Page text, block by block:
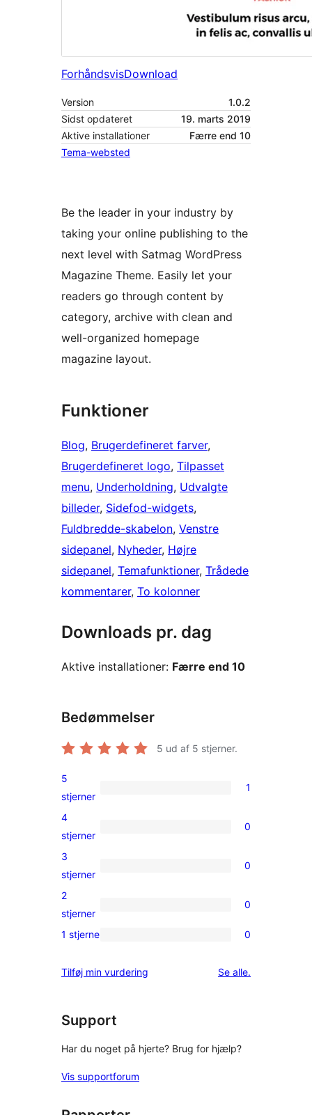
ForhåndsvisDownload
Version
1.0.2
Sidst opdateret
19. marts 2019
Aktive installationer
Færre end 10
Tema-websted
Be the leader in your industry by
taking your online publishing to the
next level with Satmag WordPress
Magazine Theme. Easily let your
readers go through content by
category, archive with clean and
well-organized homepage
magazine layout.
Funktioner
Blog, Brugerdefineret farver
Brugerdefineret logo, Tilpasset
menu, Underholdning, Udvalgte
billeder, Sidefod-widgets
Fuldbredde-skabelon, Venstre
sidepanel, Nyheder, Højre
sidepanel, Temafunktioner, Trådede
kommentarer, To kolonner
Downloads pr. dag
Aktive installationer: Færre end 10
Bedømmelser
5 ud af 5 stjerner.
1
5-
stjernet
5
stjerner
1
0
4-
stjernet
4
stjerner
0
0
3-
stjernet
3
stjerner
0
0
2-
anmeldelser
2
stjerner
0
0
stjernet
1 stjerne 0
Tilføj min vurdering Se alleanmeldelser
.
Support
Har du noget på hjerte? Brug for hjælp?
Vis supportforum